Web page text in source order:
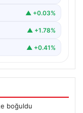
▲ +0.03%
▲ +1.78%
▲ +0.41%
boğuldu